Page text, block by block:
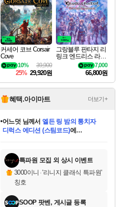
커세어 코브 Corsair
Cove
39,900
10%
25% 29,920원
그랑블루 판타지 리
링크 엔드리스 라그
나로크 Granblue Fa
ntasy Relink Endless
7,000
66,800원
혜택.아이마트 더보기+
당첨되셨습니다.
당첨되셨습니다.
어느덧 님께서엘든 링 밤의 통치자
디럭스 에디션 (스팀코드)에
당첨되셨습니다.
에디션 (스팀코드)를 교환.
당첨되셨습니다.
당첨되셨습니다.
당첨되셨습니다.
당첨되셨습니다.
특파원 모집 외 상시 이벤트
3000이니 ·'리니지 클래식 특파원'
칭호
SOOP 팟벤, 게시글 등록